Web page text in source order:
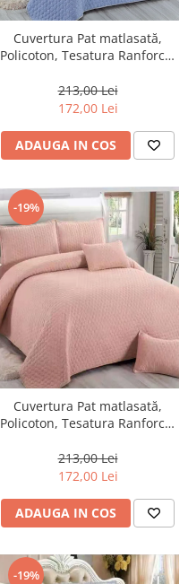
Cuvertura Pat matlasată,
Policoton, Tesatura Ranforce,
213,00 Lei
172,00 Lei
ADAUGA IN COS
-19%
Cuvertura Pat matlasată,
Policoton, Tesatura Ranforce,
213,00 Lei
172,00 Lei
ADAUGA IN COS
-19%